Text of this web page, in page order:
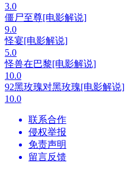
3.0
僵尸至尊[电影解说]
9.0
怪宴[电影解说]
5.0
怪兽在巴黎[电影解说]
10.0
92黑玫瑰对黑玫瑰[电影解说]
10.0
联系合作
侵权举报
免责声明
留言反馈